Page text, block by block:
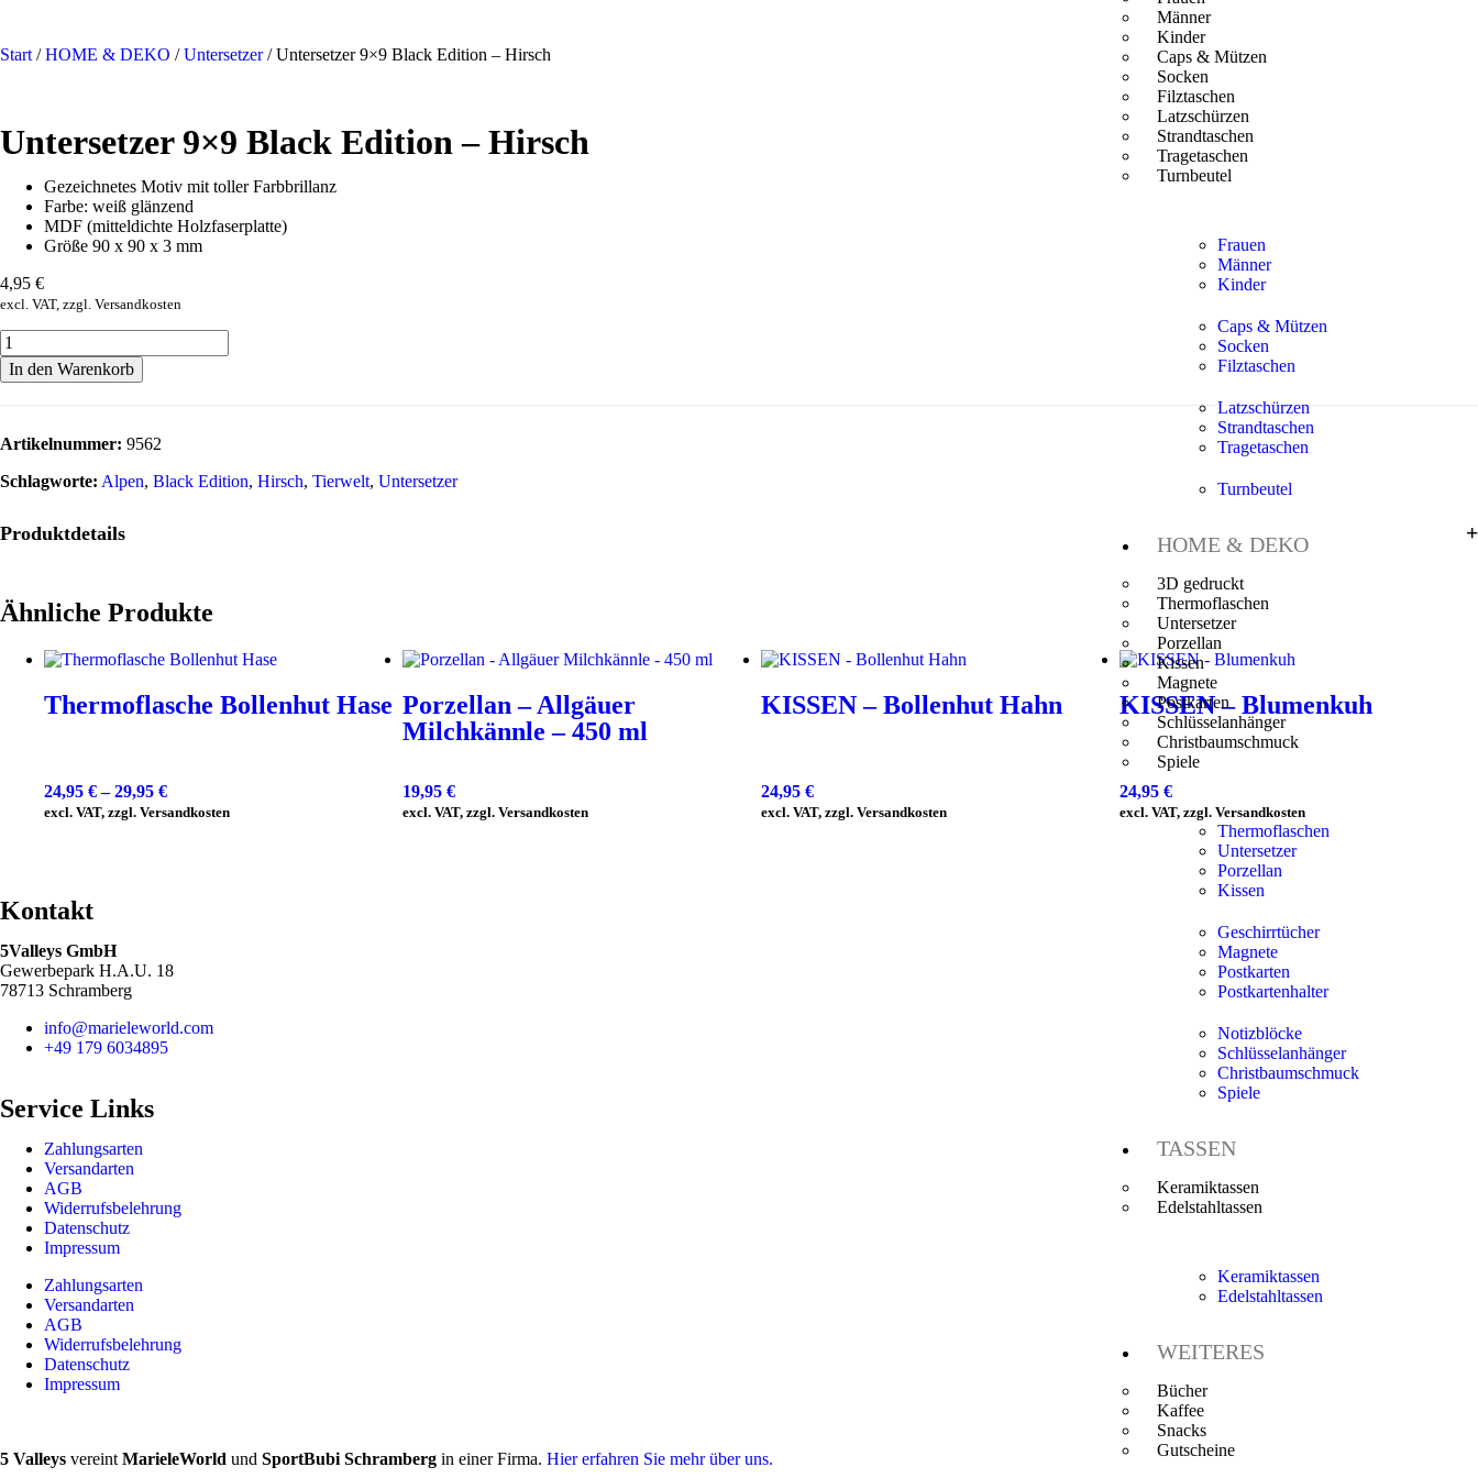
Männer
Kinder
Caps & Mützen
Socken
Filztaschen
Latzschürzen
Strandtaschen
Tragetaschen
Turnbeutel
Frauen
Männer
Kinder
Caps & Mützen
Socken
Filztaschen
Latzschürzen
Strandtaschen
Tragetaschen
Turnbeutel
HOME & DEKO
3D gedruckt
Thermoflaschen
Untersetzer
Porzellan
Kissen
Magnete
Postkarten
Schlüsselanhänger
Christbaumschmuck
Spiele
Thermoflaschen
Untersetzer
Porzellan
Kissen
Geschirrtücher
Magnete
Postkarten
Postkartenhalter
Notizblöcke
Schlüsselanhänger
Christbaumschmuck
Spiele
TASSEN
Keramiktassen
Edelstahltassen
Keramiktassen
Edelstahltassen
WEITERES
Bücher
Kaffee
Snacks
Gutscheine
Start /HOME & DEKO /Untersetzer/ Untersetzer 9×9 Black Edition – Hirsch
Untersetzer 9×9 Black Edition – Hirsch
Gezeichnetes Motiv mit toller Farbbrillanz
Farbe: weiß glänzend
MDF (mitteldichte Holzfaserplatte)
Größe 90 x 90 x 3 mm
4,95 €
excl. VAT, zzgl. Versandkosten
In den Warenkorb
Artikelnummer: 9562
Schlagworte: Alpen, Black Edition, Hirsch, Tierwelt, Untersetzer
Produktdetails
Ähnliche Produkte
Thermoflasche Bollenhut Hase
24,95 €–29,95 €
excl. VAT, zzgl. Versandkosten
Porzellan – Allgäuer
Milchkännle – 450 ml
19,95 €
excl. VAT, zzgl. Versandkosten
KISSEN – Bollenhut Hahn
24,95 €
excl. VAT, zzgl. Versandkosten
KISSEN – Blumenkuh
24,95 €
excl. VAT, zzgl. Versandkosten
Kontakt
5Valleys GmbH
Gewerbepark H.A.U. 18
78713 Schramberg
info@marieleworld.com
+49 179 6034895
Service Links
Zahlungsarten
Versandarten
AGB
Widerrufsbelehrung
Datenschutz
Impressum
Zahlungsarten
Versandarten
AGB
Widerrufsbelehrung
Datenschutz
Impressum
5 Valleys vereint MarieleWorld und SportBubi Schramberg in einer Firma. Hier erfahren Sie mehr über uns.